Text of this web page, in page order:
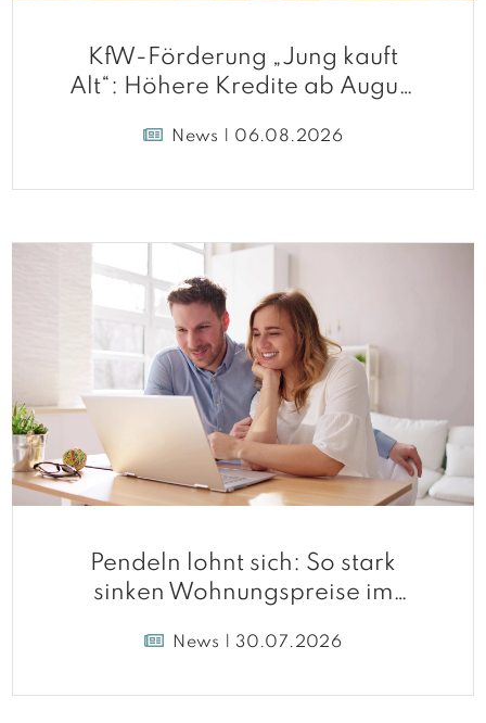
KfW-Förderung „Jung kauft
Alt“: Höhere Kredite ab August
News | 06.08.2026
Pendeln lohnt sich: So stark
sinken Wohnungspreise im
News | 30.07.2026